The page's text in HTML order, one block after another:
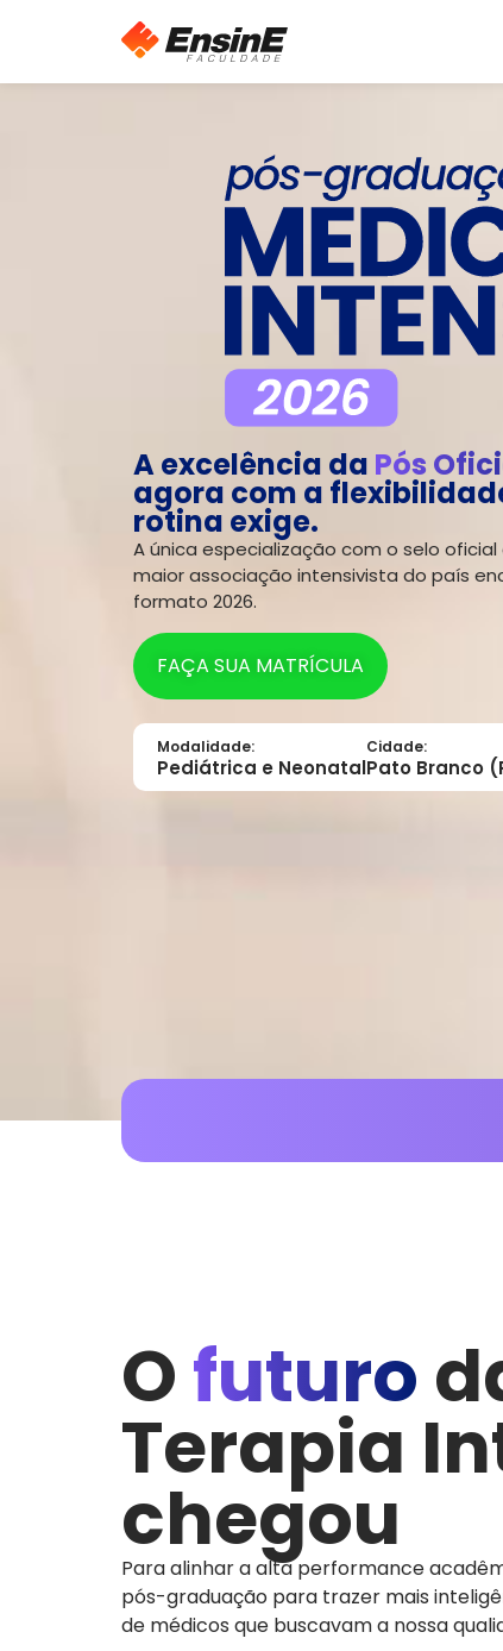
A excelência da Pós
agora com a
rotina exige.
A única especialização com o selo oficial
maior associação intensivista do país
formato 2026.
FAÇA SUA MATRÍCULA
Modalidade:
Pediátrica e Neonatal
Cidade:
Pato Branco
Ofuturo
Terapia
chegou
Para alinhar a alta performance
pós-graduação para trazer mais
de médicos que buscavam a nossa